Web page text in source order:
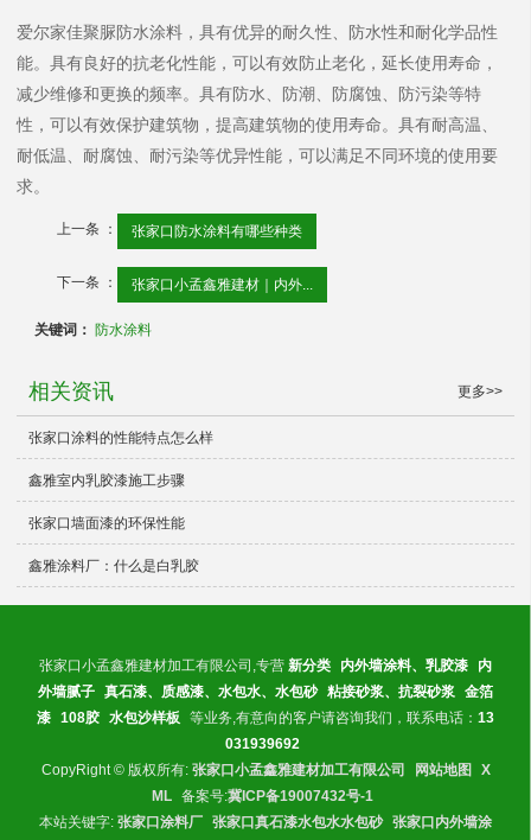
爱尔家佳聚脲防水涂料，具有优异的耐久性、防水性和耐化学品性
能。具有良好的抗老化性能，可以有效防止老化，延长使用寿命，
减少维修和更换的频率。具有防水、防潮、防腐蚀、防污染等特
性，可以有效保护建筑物，提高建筑物的使用寿命。具有耐高温、
耐低温、耐腐蚀、耐污染等优异性能，可以满足不同环境的使用要
求。
上一条 ： 张家口防水涂料有哪些种类
下一条 ： 张家口小孟鑫雅建材｜内外...
关键词： 防水涂料
相关资讯 更多>>
张家口涂料的性能特点怎么样
鑫雅室内乳胶漆施工步骤
张家口墙面漆的环保性能
鑫雅涂料厂：什么是白乳胶
张家口小孟鑫雅建材加工有限公司,专营 新分类 内外墙涂料、乳胶漆
内
外墙腻子 真石漆、质感漆、水包水、水包砂 粘接砂浆、抗裂砂浆 金箔
漆 108胶 水包沙样板 等业务,有意向的客户请咨询我们，联系电话： 13
031939692
CopyRight © 版权所有: 张家口小孟鑫雅建材加工有限公司 网站地图
X
ML 备案号:冀ICP备19007432号-1
本站关键字: 张家口涂料厂 张家口真石漆水包水水包砂 张家口内外墙涂